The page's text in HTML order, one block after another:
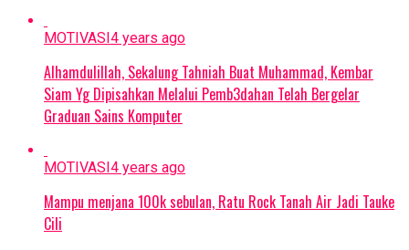
MOTIVASI4 years ago
Alhamdulillah, Sekalung Tahniah Buat Muhammad, Kembar
Siam Yg Dipisahkan Melalui Pemb3dahan Telah Bergelar
Graduan Sains Komputer
MOTIVASI4 years ago
Mampu menjana 100k sebulan, Ratu Rock Tanah Air Jadi Tauke
Cili